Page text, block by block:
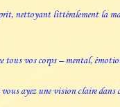
nettoyant littéralement la
tous vos corps – mental,
ayez une vision claire dans